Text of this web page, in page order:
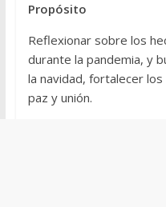
Propósito
Reflexionar sobre los
durante la pandemia, y
la navidad, fortalecer
paz y unión.